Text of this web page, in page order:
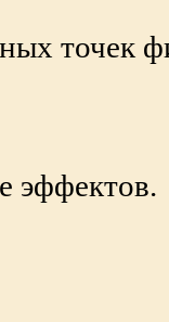
точек
эффектов.